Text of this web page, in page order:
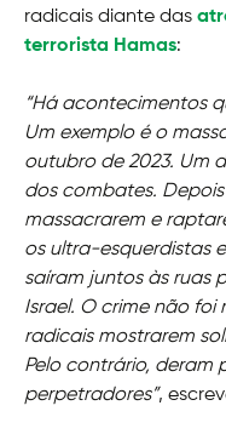
radicais diante das
terrorista Hamas:
“Há acontecimentos
Um exemplo é o
outubro de 2023. Um
dos combates.
massacrarem e
os ultra-esquerdistas
saíram juntos às ruas
Israel. O crime não foi
radicais mostrarem
Pelo contrário, deram
perpetradores”,